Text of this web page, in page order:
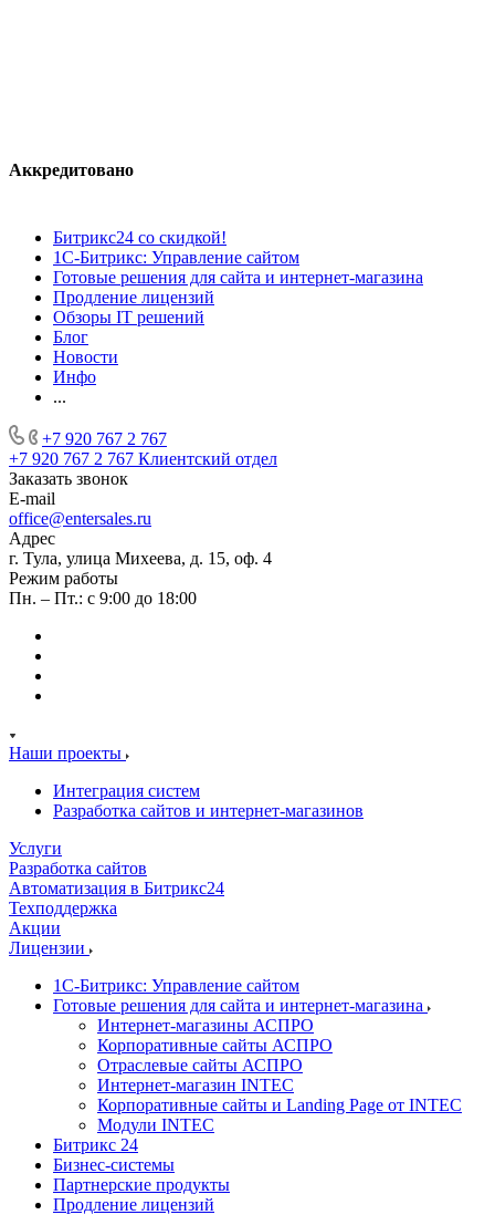
Аккредитовано
Битрикс24 со скидкой!
1С-Битрикс: Управление сайтом
Готовые решения для сайта и интернет-магазина
Продление лицензий
Обзоры IT решений
Блог
Новости
Инфо
...
+7 920 767 2 767
+7 920 767 2 767 Клиентский отдел
Заказать звонок
E-mail
office@entersales.ru
Адрес
г. Тула, улица Михеева, д. 15, оф. 4
Режим работы
Пн. – Пт.: с 9:00 до 18:00
Наши проекты
Интеграция систем
Разработка сайтов и интернет-магазинов
Услуги
Разработка сайтов
Автоматизация в Битрикс24
Техподдержка
Акции
Лицензии
1С-Битрикс: Управление сайтом
Готовые решения для сайта и интернет-магазина
Интернет-магазины АСПРО
Корпоративные сайты АСПРО
Отраслевые сайты АСПРО
Интернет-магазин INTEC
Корпоративные сайты и Landing Page от INTEC
Модули INTEC
Битрикс 24
Бизнес-системы
Партнерские продукты
Продление лицензий